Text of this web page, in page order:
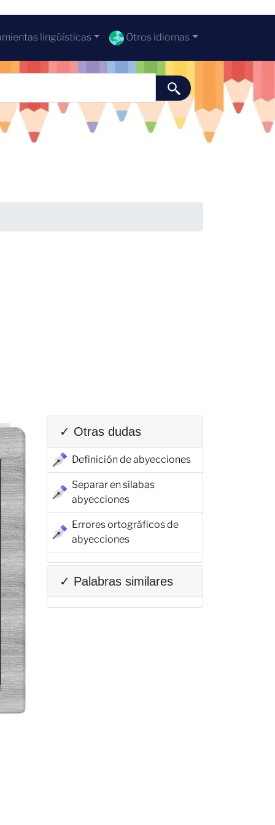
lingüísticas Otros idiomas
✓ Otras dudas
Definición de abyecciones
Separar en sílabas
abyecciones
Errores ortográficos de
abyecciones
✓ Palabras similares